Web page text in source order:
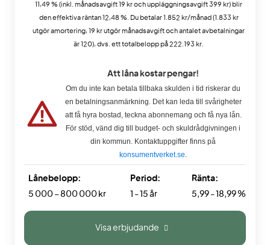
11,49 % (inkl. månadsavgift 19 kr och uppläggningsavgift 399 kr) blir
den effektiva räntan 12,48 %. Du betalar 1.852 kr/månad (1.833 kr
utgör amortering, 19 kr utgör månadsavgift och antalet avbetalningar
är 120), dvs. ett totalbelopp på 222.193 kr.
Att låna kostar pengar!
Om du inte kan betala tillbaka skulden i tid riskerar du
en betalningsanmärkning. Det kan leda till svårigheter
att få hyra bostad, teckna abonnemang och få nya lån.
För stöd, vänd dig till budget- och skuldrådgivningen i
din kommun. Kontaktuppgifter finns på
konsumentverket.se.
Lånebelopp:
5 000 – 800 000 kr
Period:
1 - 15 år
Ränta:
5,99 - 18,99 %
Visa erbjudande